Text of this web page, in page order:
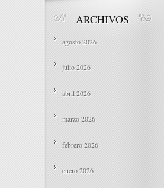
ARCHIVOS
agosto 2026
julio 2026
abril 2026
marzo 2026
febrero 2026
enero 2026